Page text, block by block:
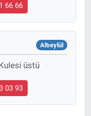
66 66
Altıeylül
üstü
03 93